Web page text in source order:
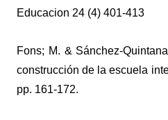
Educacion 24 (4) 401-413
Fons; M. & Sánchez-
construcción de la escuela
pp. 161-172.